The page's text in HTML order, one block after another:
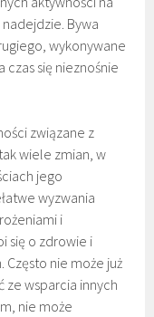
Bywa
wykonywane
się nieznośnie
związane z
wiele zmian, w
jego
wyzwania
i
się o zdrowie i
Często nie może już
ze wsparcia innych
nie może